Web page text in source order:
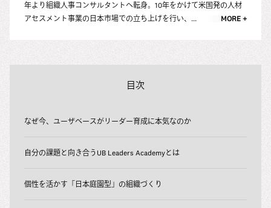
年より組織人事コンサルタントへ転身。10年をかけて米国発の人材
アセスメント事業の日本市場での立ち上げを行い、...
MORE +
目次
なぜ今、ユーザベースがリーダー育成に本気なのか
自分の課題と向き合うUB Leaders Academyとは
個性を活かす「日本庭園型」の組織づくり